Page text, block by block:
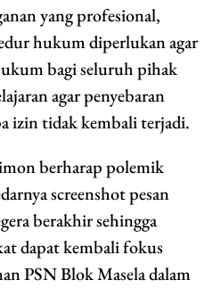
yang profesional,
hukum diperlukan agar
bagi seluruh pihak
agar penyebaran
izin tidak kembali terjadi.
berharap polemik
screenshot pesan
berakhir sehingga
dapat kembali fokus
PSN Blok Masela dalam